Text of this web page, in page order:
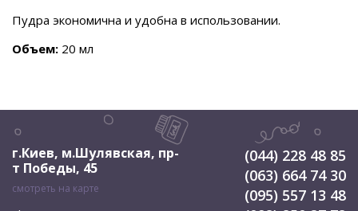
Пудра экономична и удобна в использовании.
Объем: 20 мл
г.Киев, м.Шулявская, пр-
т Победы, 45
смотреть на карте
(044) 228 48 85
(063) 664 74 30
(095) 557 13 48